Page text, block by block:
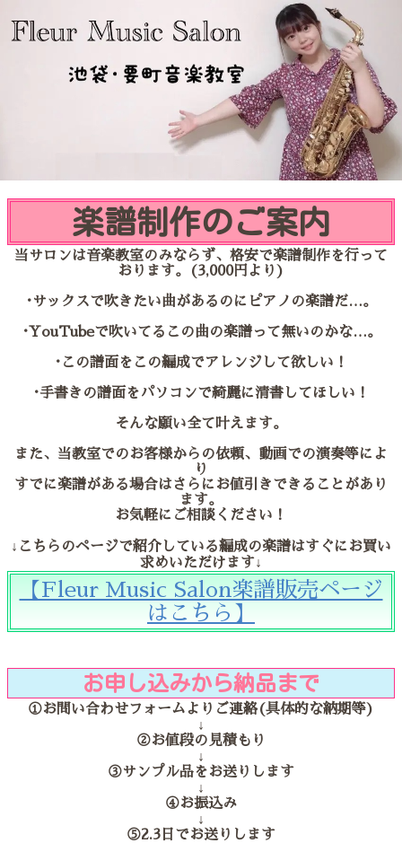
楽譜制作のご案内
当サロンは音楽教室のみならず、格安で楽譜制作を行って
おります。(3,000円より)
･サックスで吹きたい曲があるのにピアノの楽譜だ…。
･YouTubeで吹いてるこの曲の楽譜って無いのかな…。
･この譜面をこの編成でアレンジして欲しい！
･手書きの譜面をパソコンで綺麗に清書してほしい！
そんな願い全て叶えます。
また、当教室でのお客様からの依頼、動画での演奏等によ
り
すでに楽譜がある場合はさらにお値引きできることがあり
ます。
お気軽にご相談ください！
↓こちらのページで紹介している編成の楽譜はすぐにお買い
求めいただけます↓
【Fleur Music Salon楽譜販売ページ
はこちら】
お申し込みから納品まで
①お問い合わせフォームよりご連絡(具体的な納期等)
↓
②お値段の見積もり
↓
③サンプル品をお送りします
↓
④お振込み
↓
⑤2.3日でお送りします